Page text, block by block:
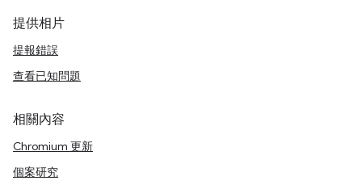
提供相片
提報錯誤
查看已知問題
相關內容
Chromium 更新
個案研究